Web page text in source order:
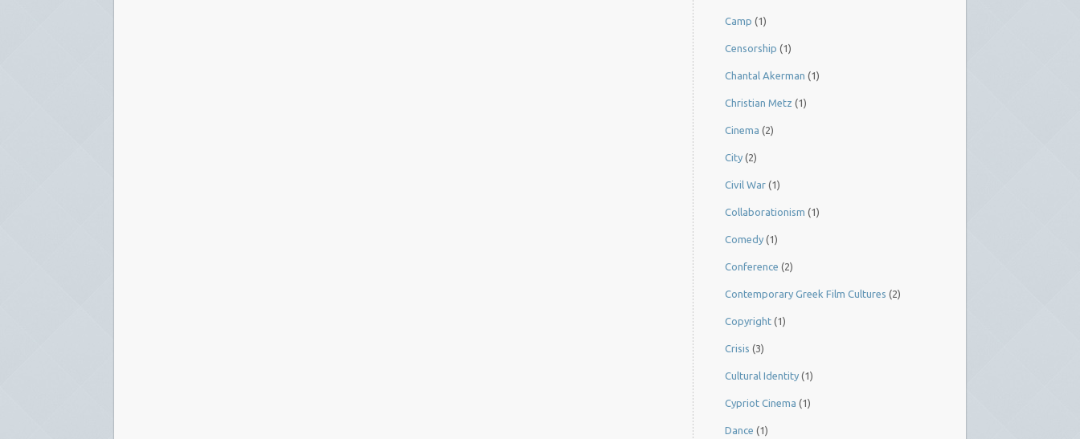
Camp (1)
Censorship (1)
Chantal Akerman (1)
Christian Metz (1)
Cinema (2)
City (2)
Civil War (1)
Collaborationism (1)
Comedy (1)
Conference (2)
Contemporary Greek Film Cultures (2)
Copyright (1)
Crisis (3)
Cultural Identity (1)
Cypriot Cinema (1)
Dance (1)